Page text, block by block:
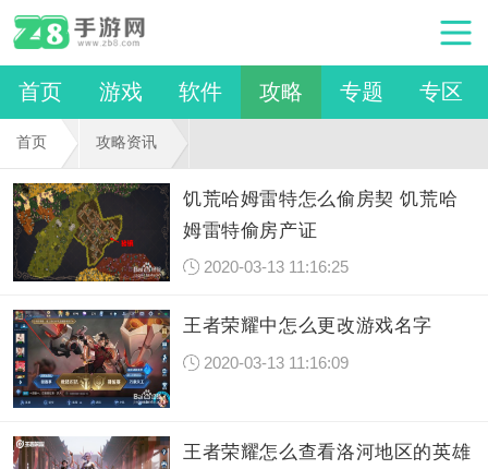
首页 游戏 软件 攻略 专题 专区
首页 攻略资讯
饥荒哈姆雷特怎么偷房契 饥荒哈
姆雷特偷房产证
2020-03-13 11:16:25
王者荣耀中怎么更改游戏名字
2020-03-13 11:16:09
王者荣耀怎么查看洛河地区的英雄